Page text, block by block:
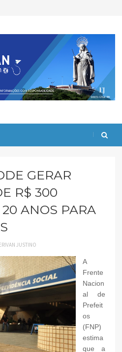
GERAR
R$ 300
ANOS PARA
JUSTINO
A
Frente
Nacion
al de
Prefeit
os
(FNP)
estima
que a